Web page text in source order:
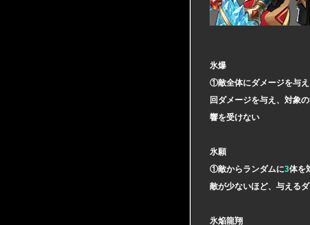
氷爆
①敵全体にダメージを与
回ダメージを与え、対象
響を受けない
氷願
①敵からランダムに3体を
敵が少ないほど、与える
氷焔龍翔